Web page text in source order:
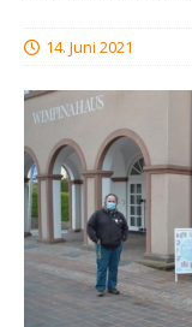
14. Juni 2021